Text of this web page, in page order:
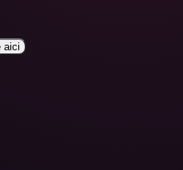
aici